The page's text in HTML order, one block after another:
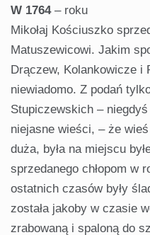
W 1764– roku
Mikołaj Kościuszko
Matuszewicowi. Jakim
Drączew, Kolankowicze i
niewiadomo. Z podań
Stupiczewskich –
niejasne wieści, – że
duża, była na miejscu
sprzedanego chłopom w
ostatnich czasów były
została jakoby w czasie
zrabowaną i spaloną do